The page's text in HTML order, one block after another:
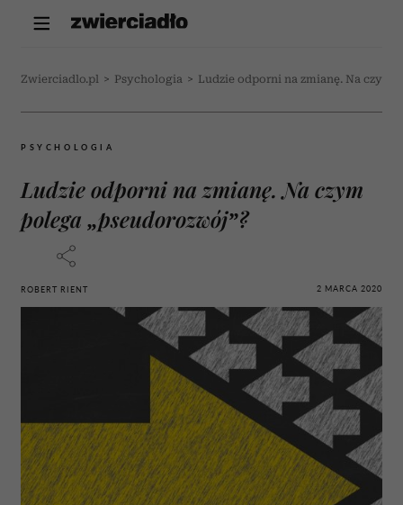
Zwierciadlo.pl > Psychologia > Ludzie odporni na zmianę. Na czym
PSYCHOLOGIA
Ludzie odporni na zmianę. Na czym
polega „pseudorozwój”?
ROBERT RIENT 2 MARCA 2020